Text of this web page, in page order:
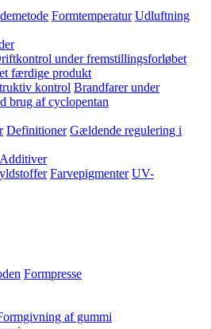
Formtemperatur Udluftning
under fremstillingsforløbet
færdige produkt
kontrol Brandfarer under
brug af cyclopentan
Definitioner Gældende regulering i
Additiver
Farvepigmenter UV-
Formpresse
af gummi